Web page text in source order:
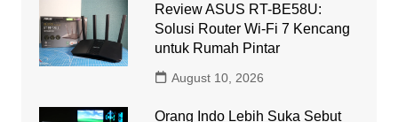
Review ASUS RT-BE58U:
Solusi Router Wi-Fi 7 Kencang
untuk Rumah Pintar
August 10, 2026
Orang Indo Lebih Suka Sebut